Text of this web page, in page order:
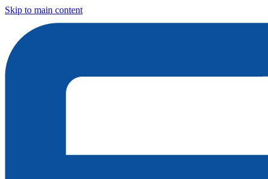
Skip to main content